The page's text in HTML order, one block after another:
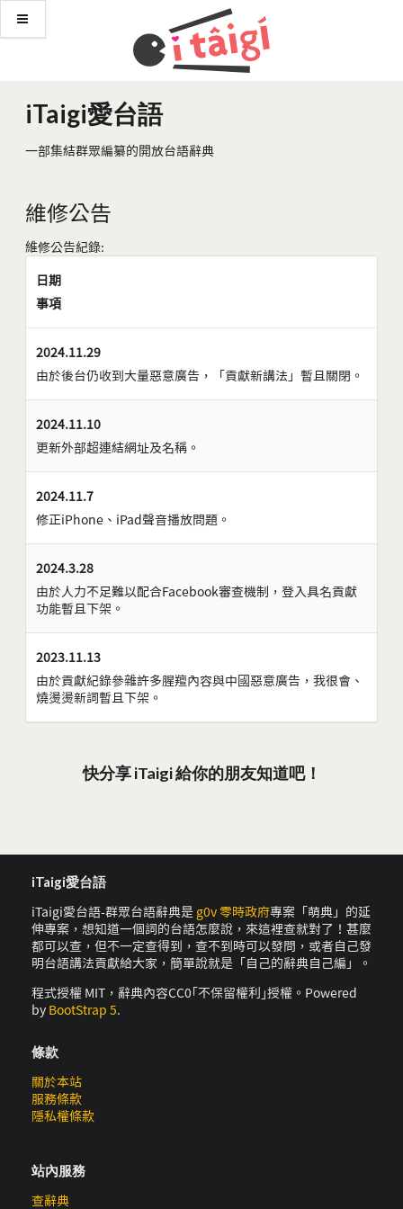
iTaigi愛台語
一部集結群眾編纂的開放台語辭典
維修公告
維修公告紀錄:
日期
事項
2024.11.29
由於後台仍收到大量惡意廣告，「貢獻新講法」暫且關閉。
2024.11.10
更新外部超連結網址及名稱。
2024.11.7
修正iPhone、iPad聲音播放問題。
2024.3.28
由於人力不足難以配合Facebook審查機制，登入具名貢獻
功能暫且下架。
2023.11.13
由於貢獻紀錄參雜許多腥羶內容與中國惡意廣告，我很會、
燒燙燙新詞暫且下架。
快分享 iTaigi 給你的朋友知道吧！
iTaigi愛台語
iTaigi愛台語-群眾台語辭典是 g0v 零時政府專案「萌典」的延
伸專案，想知道一個詞的台語怎麼說，來這裡查就對了！甚麼
都可以查，但不一定查得到，查不到時可以發問，或者自己發
明台語講法貢獻給大家，簡單說就是「自己的辭典自己編」。
程式授權 MIT，辭典內容CC0｢不保留權利｣授權。Powered
by BootStrap 5.
條款
關於本站
服務條款
隱私權條款
站內服務
查辭典